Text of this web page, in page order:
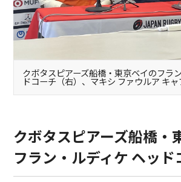
クボタスピアーズ船橋・東京ベイのフラ
ドコーチ（右）、マキシ ファウルア キ
クボタスピアーズ船橋・
フラン・ルディケ ヘッド